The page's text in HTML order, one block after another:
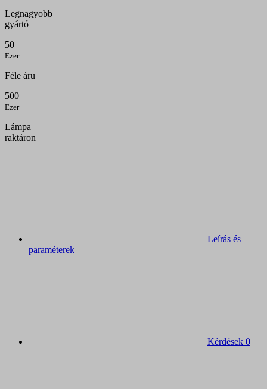
Legnagyobb
gyártó
50
Ezer
Féle áru
500
Ezer
Lámpa
raktáron
Leírás és
paraméterek
Kérdések 0